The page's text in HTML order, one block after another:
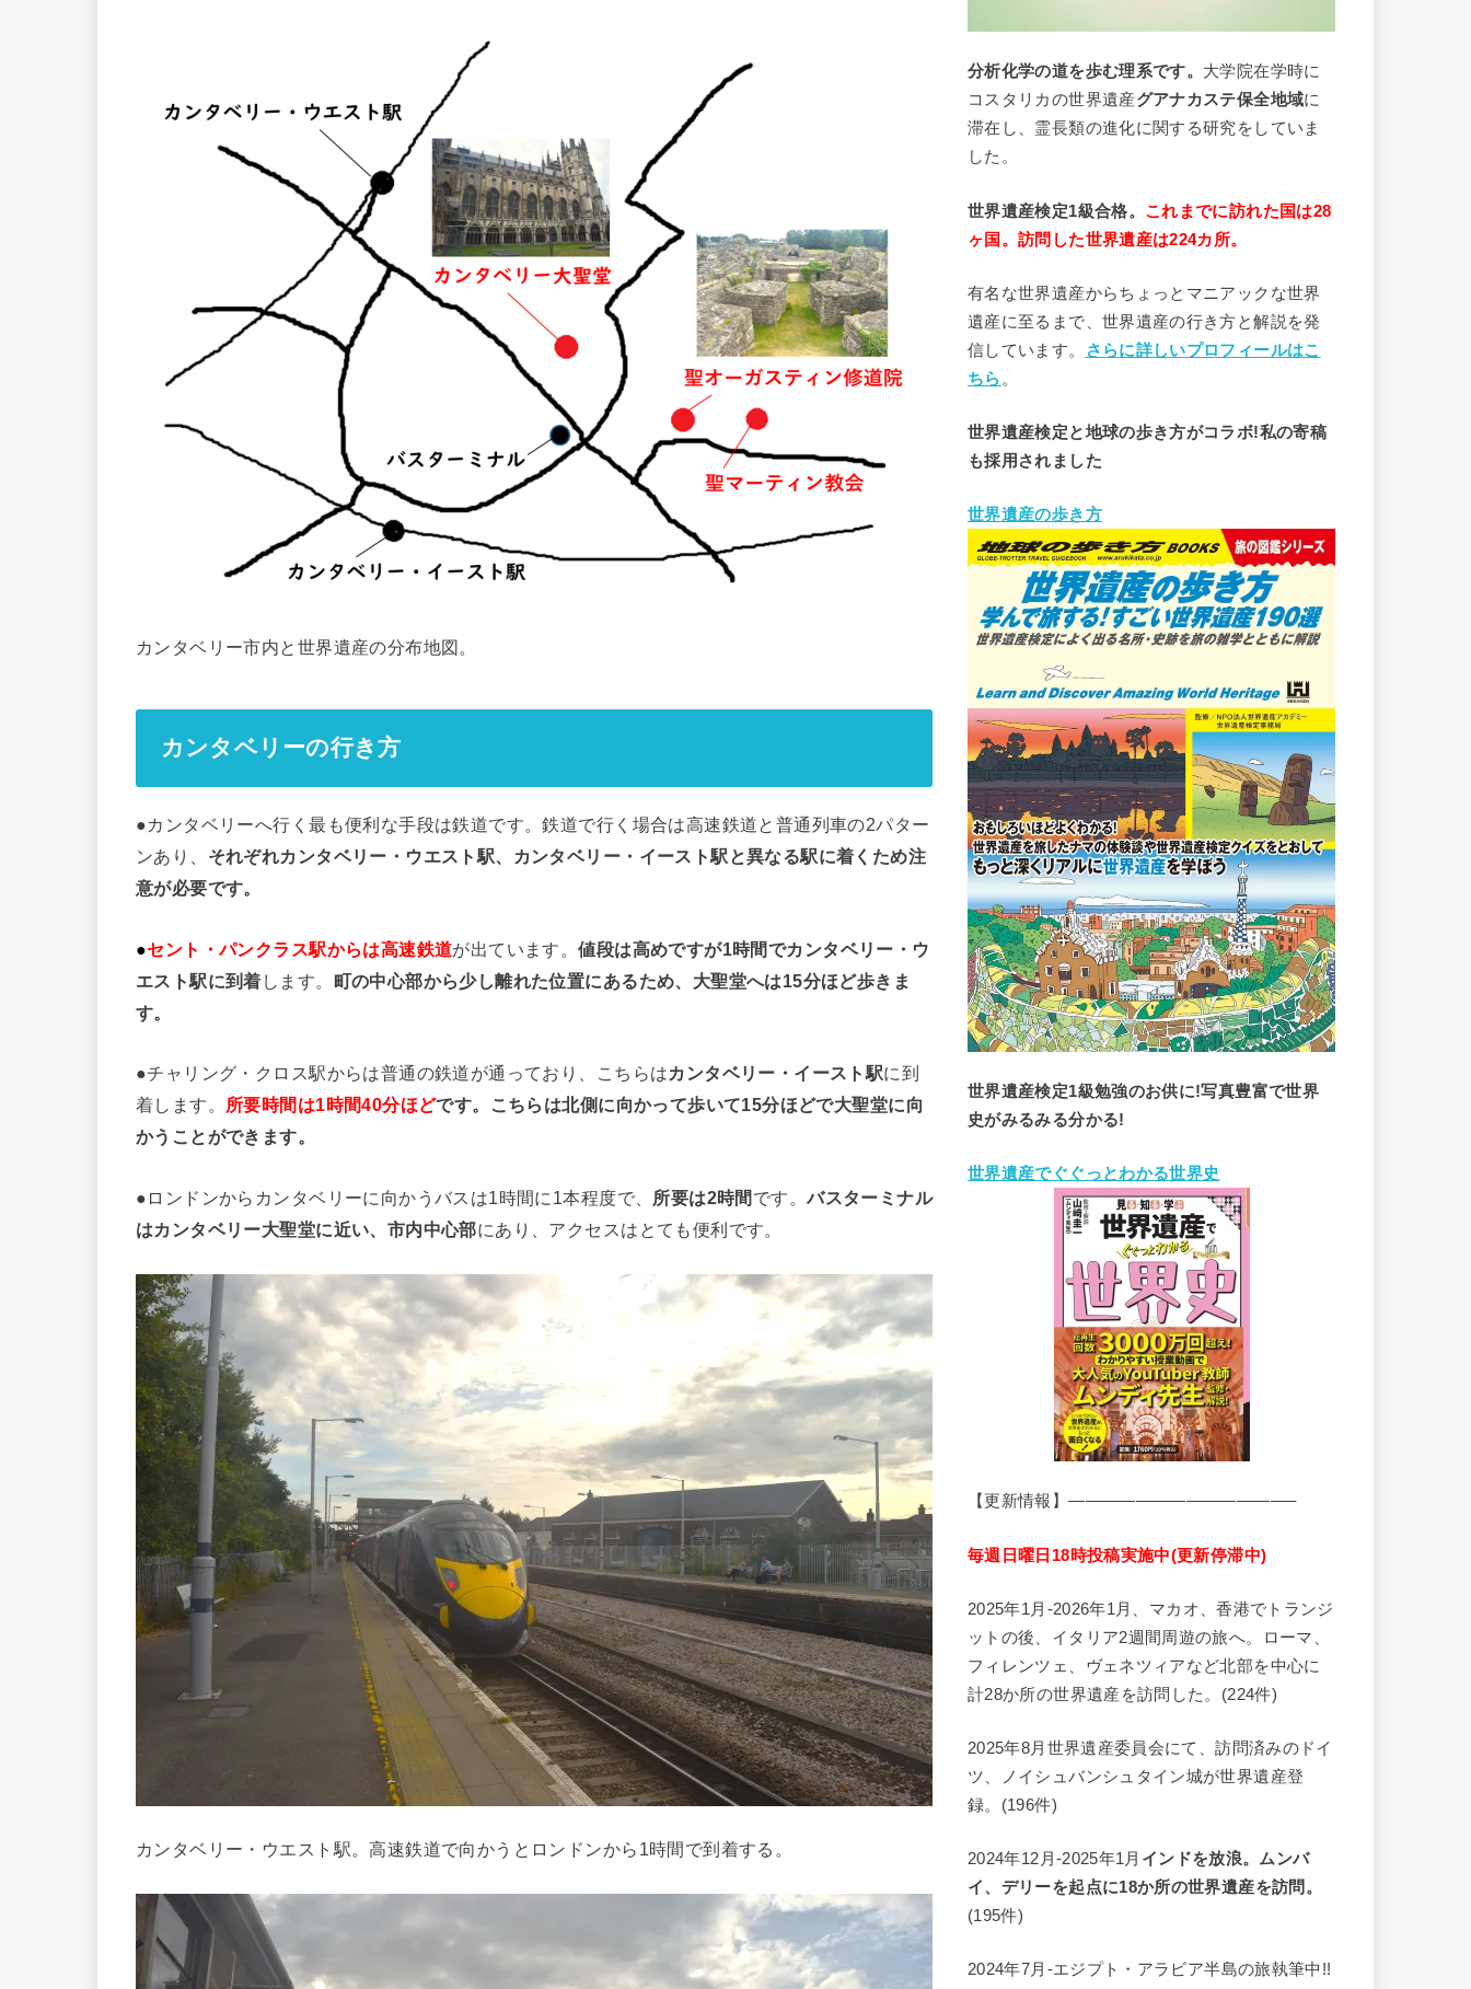
カンタベリー市内と世界遺産の分布地図。
カンタベリーの行き方
●カンタベリーへ行く最も便利な手段は鉄道です。鉄道で行く場合は高速鉄道と普通列車の2パター
ンあり、 それぞれカンタベリー・ウエスト駅、カンタベリー・イースト駅と異なる駅に着くため注
意が必要です。
●セント・パンクラス駅からは高速鉄道が出ています。値段は高めですが1時間でカンタベリー・ウ
エスト駅に到着 します。 町の中心部から少し離れた位置にあるため、大聖堂へは15分ほど歩きま
す。
●チャリング・クロス駅からは普通の鉄道が通っており、こちらはカンタベリー・イースト駅に到
着します。 所要時間は1時間40分ほどです。こちらは北側に向かって歩いて15分ほどで大聖堂に向
かうことができます。
●ロンドンからカンタベリーに向かうバスは1時間に1本程度で、 所要は2時間 です。 バスターミナル
はカンタベリー大聖堂に近い、市内中心部にあり、アクセスはとても便利です。
カンタベリー・ウエスト駅。高速鉄道で向かうとロンドンから1時間で到着する。
分析化学の道を歩む理系です。 大学院在学時に
コスタリカの世界遺産グアナカステ保全地域に
滞在し、霊長類の進化に関する研究をしていま
した。
世界遺産検定1級合格。 これまでに訪れた国は28
ヶ国。訪問した世界遺産は224カ所。
有名な世界遺産からちょっとマニアックな世界
遺産に至るまで、世界遺産の行き方と解説を発
信しています。
さらに詳しいプロフィールはこ
ちら 。
世界遺産検定と地球の歩き方がコラボ!私の寄稿
も採用されました
世界遺産の歩き方
世界遺産検定1級勉強のお供に!写真豊富で世界
史がみるみる分かる!
世界遺産でぐぐっとわかる世界史
【更新情報】—————————————–
毎週日曜日18時投稿実施中(更新停滞中)
2025年1月-2026年1月、マカオ、香港でトランジ
ットの後、イタリア2週間周遊の旅へ。ローマ、
フィレンツェ、ヴェネツィアなど北部を中心に
計28か所の世界遺産を訪問した。(224件)
2025年8月世界遺産委員会にて、訪問済みのドイ
ツ、ノイシュバンシュタイン城が世界遺産登
録。(196件)
2024年12月-2025年1月 インドを放浪。ムンバ
イ、デリーを起点に18か所の世界遺産を訪問。
(195件)
2024年7月-エジプト・アラビア半島の旅執筆中!!